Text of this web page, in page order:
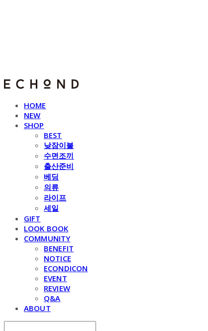
HOME
NEW
SHOP
BEST
낮잠이불
수면조끼
출산준비
베딩
의류
라이프
세일
GIFT
LOOK BOOK
COMMUNITY
BENEFIT
NOTICE
ECONDICON
EVENT
REVIEW
Q&A
ABOUT